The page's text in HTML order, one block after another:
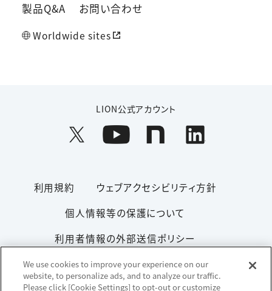
製品Q&A お問い合わせ
Worldwide sites
LION公式アカウント
利用規約
ウェブアクセシビリティ方針
個人情報等の保護について
利用者情報の外部送信ポリシー
ソーシャルメディアポリシー
サイトマップ
We use cookies to improve your experience on our
website, to personalize ads, and to analyze our traffic.
Please click [Cookie Settings] to opt-out or customize